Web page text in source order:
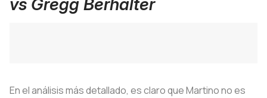
vs Gregg Berhalter
En el análisis más detallado, es claro que Martino no es